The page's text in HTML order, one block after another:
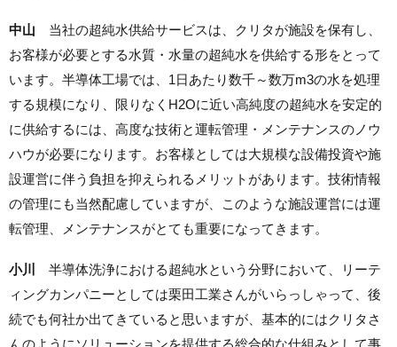
中山 当社の超純水供給サービスは、クリタが施設を保有し、
お客様が必要とする水質・水量の超純水を供給する形をとって
います。半導体工場では、1日あたり数千～数万m3の水を処理
する規模になり、限りなくH2Oに近い高純度の超純水を安定的
に供給するには、高度な技術と運転管理・メンテナンスのノウ
ハウが必要になります。お客様としては大規模な設備投資や施
設運営に伴う負担を抑えられるメリットがあります。技術情報
の管理にも当然配慮していますが、このような施設運営には運
転管理、メンテナンスがとても重要になってきます。
小川
半導体洗浄における超純水という分野において、リーテ
ィングカンパニーとしては栗田工業さんがいらっしゃって、後
続でも何社か出てきていると思いますが、基本的にはクリタさ
んのようにソリューションを提供する総合的な仕組みとして事